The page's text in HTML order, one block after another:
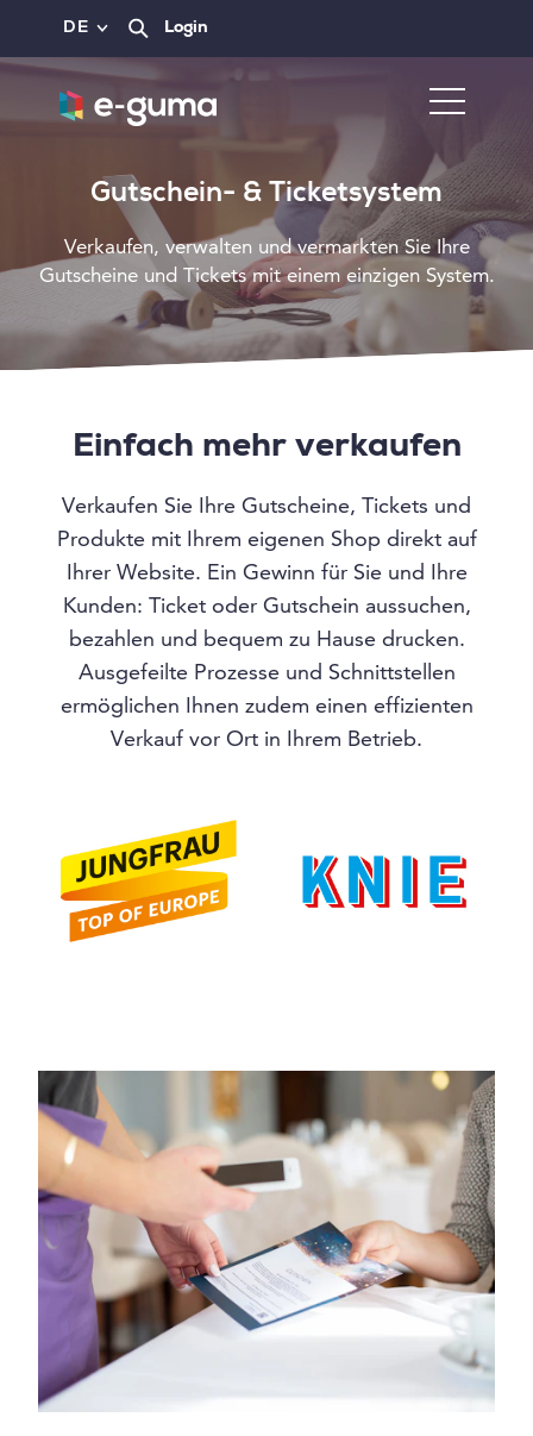
DE Login
Gutschein- & Ticketsystem
Verkaufen, verwalten und vermarkten Sie Ihre
Gutscheine und Tickets mit einem einzigen System.
Einfach mehr verkaufen
Verkaufen Sie Ihre Gutscheine, Tickets und
Produkte mit Ihrem eigenen Shop direkt auf
Ihrer Website. Ein Gewinn für Sie und Ihre
Kunden: Ticket oder Gutschein aussuchen,
bezahlen und bequem zu Hause drucken.
Ausgefeilte Prozesse und Schnittstellen
ermöglichen Ihnen zudem einen effizienten
Verkauf vor Ort in Ihrem Betrieb.